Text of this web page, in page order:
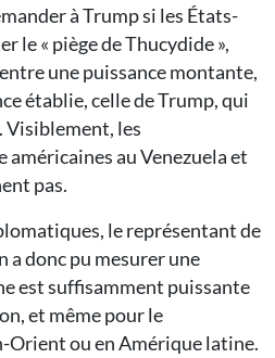
à Trump si les États-
le « piège de Thucydide »,
une puissance montante,
établie, celle de Trump, qui
Visiblement, les
au Venezuela et
pas.
le représentant de
a donc pu mesurer une
est suffisamment puissante
et même pour le
Orient ou en Amérique latine.